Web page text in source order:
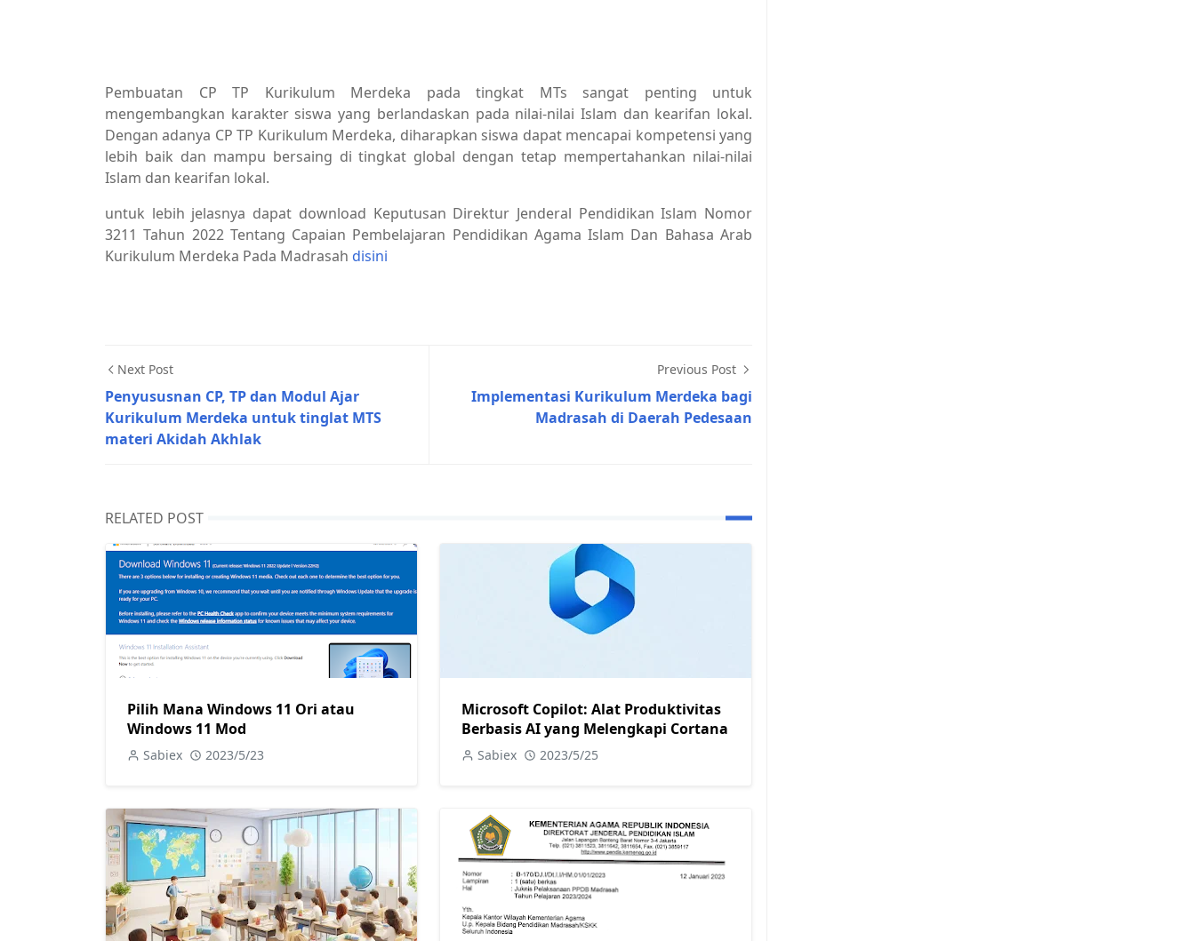
Pembuatan CP TP Kurikulum Merdeka pada tingkat MTs sangat penting untuk
mengembangkan karakter siswa yang berlandaskan pada nilai-nilai Islam dan kearifan lokal.
Dengan adanya CP TP Kurikulum Merdeka, diharapkan siswa dapat mencapai kompetensi yang
lebih baik dan mampu bersaing di tingkat global dengan tetap mempertahankan nilai-nilai
Islam dan kearifan lokal.
untuk lebih jelasnya dapat download Keputusan Direktur Jenderal Pendidikan Islam Nomor
3211 Tahun 2022 Tentang Capaian Pembelajaran Pendidikan Agama Islam Dan Bahasa Arab
Kurikulum Merdeka Pada Madrasah disini
Next Post
Penyususnan CP, TP dan Modul Ajar
Kurikulum Merdeka untuk tinglat MTS
materi Akidah Akhlak
Previous Post
Implementasi Kurikulum Merdeka bagi
Madrasah di Daerah Pedesaan
RELATED POST
Pilih Mana Windows 11 Ori atau
Windows 11 Mod
Sabiex 2023/5/23
Microsoft Copilot: Alat Produktivitas
Berbasis AI yang Melengkapi Cortana
Sabiex 2023/5/25